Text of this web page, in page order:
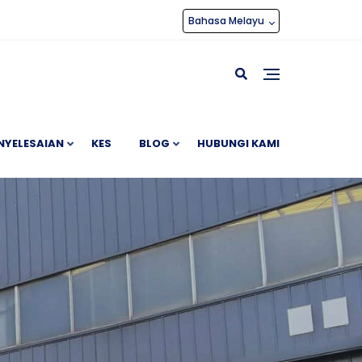
Bahasa Melayu
KES BLOG HUBUNGI KAMI